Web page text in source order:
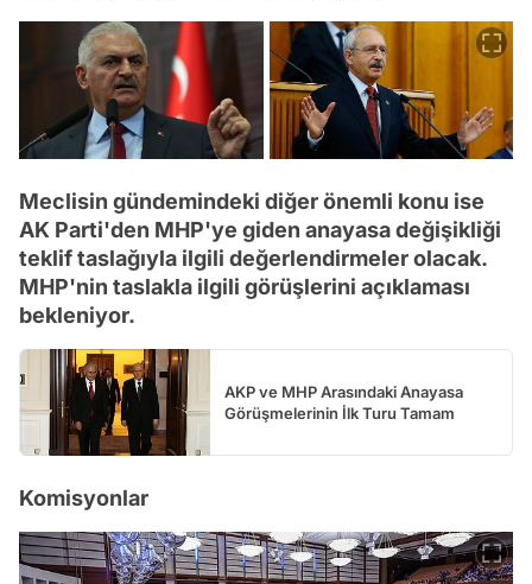
Meclisin gündemindeki diğer önemli konu ise
AK Parti'den MHP'ye giden anayasa değişikliği
teklif taslağıyla ilgili değerlendirmeler olacak.
MHP'nin taslakla ilgili görüşlerini açıklaması
bekleniyor.
AKP ve MHP Arasındaki Anayasa
Görüşmelerinin İlk Turu Tamam
Komisyonlar